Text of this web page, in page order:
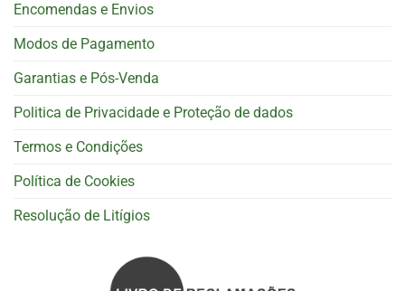
Encomendas e Envios
Modos de Pagamento
Garantias e Pós-Venda
Politica de Privacidade e Proteção de dados
Termos e Condições
Política de Cookies
Resolução de Litígios